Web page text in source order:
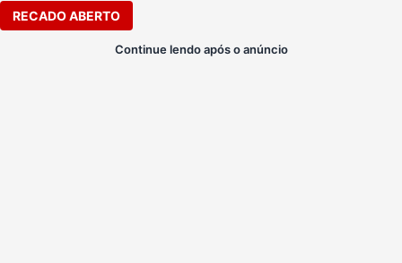
RECADO ABERTO
Continue lendo após o anúncio